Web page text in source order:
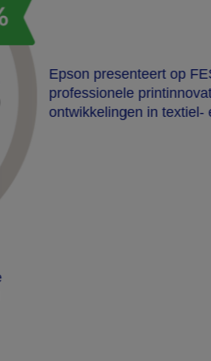
Epson presenteert op
professionele
ontwikkelingen in textiel-